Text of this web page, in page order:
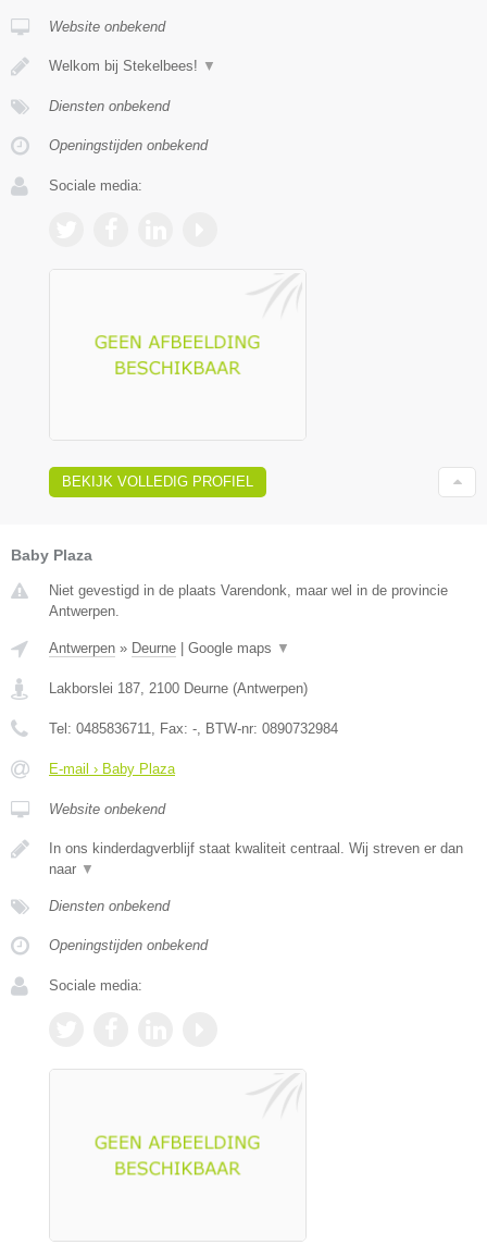
Website onbekend
Welkom bij Stekelbees! ▼
Diensten onbekend
Openingstijden onbekend
Sociale media:
BEKIJK VOLLEDIG PROFIEL
Baby Plaza
Niet gevestigd in de plaats Varendonk, maar wel in de provincie
Antwerpen.
Antwerpen » Deurne Google maps ▼
Lakborslei 187, 2100 Deurne (Antwerpen)
Tel: 0485836711, Fax: -, BTW-nr: 0890732984
E-mail › Baby Plaza
Website onbekend
In ons kinderdagverblijf staat kwaliteit centraal. Wij streven er dan
naar ▼
Diensten onbekend
Openingstijden onbekend
Sociale media: